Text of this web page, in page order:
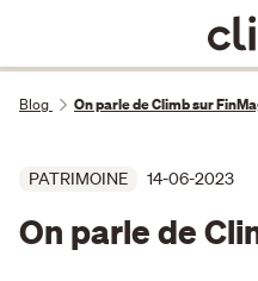
Blog On parle de Climb sur
PATRIMOINE 14-06-2023
On parle de